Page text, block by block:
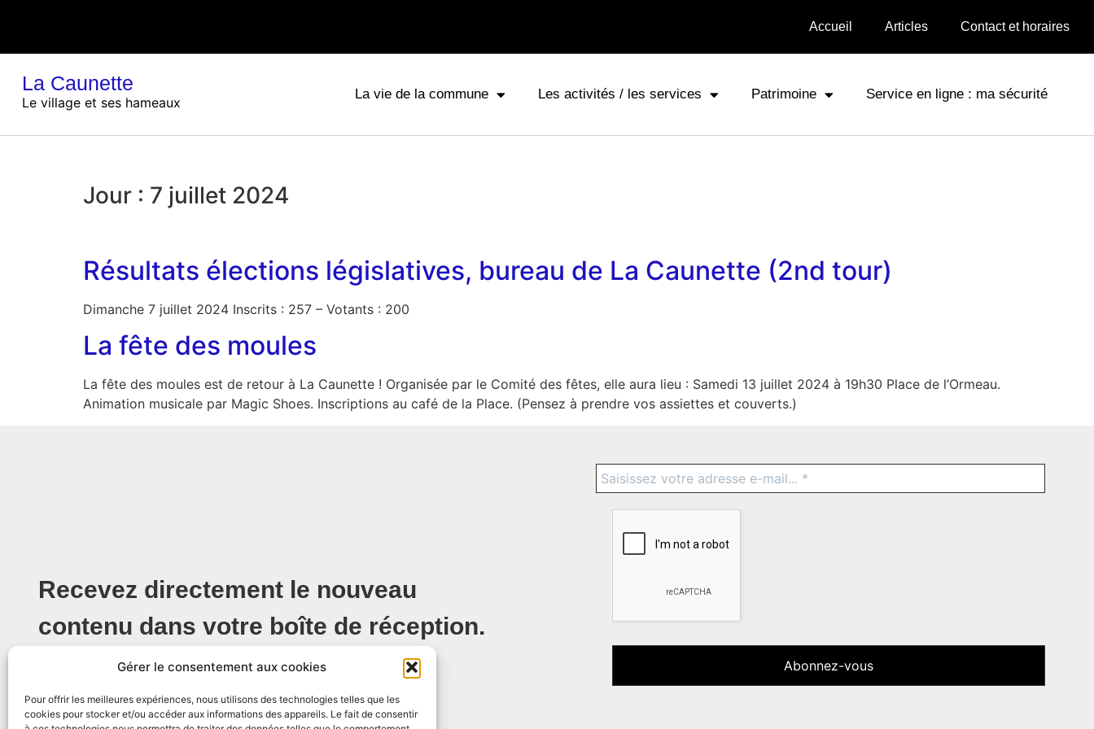
Gérer le consentement aux cookies
Pour offrir les meilleures expériences, nous utilisons des technologies telles que les
cookies pour stocker et/ou accéder aux informations des appareils. Le fait de consentir
Accueil Articles Contact et horaires
La Caunette
Le village et ses hameaux
La vie de la commune Les activités / les services Patrimoine Service en ligne : ma sécurité
Jour : 7 juillet 2024
Résultats élections législatives, bureau de La Caunette (2nd tour)
Dimanche 7 juillet 2024 Inscrits : 257 – Votants : 200
La fête des moules
La fête des moules est de retour à La Caunette ! Organisée par le Comité des fêtes, elle aura lieu : Samedi 13 juillet 2024 à 19h30 Place de l’Ormeau.
Animation musicale par Magic Shoes. Inscriptions au café de la Place. (Pensez à prendre vos assiettes et couverts.)
Recevez directement le nouveau
contenu dans votre boîte de réception.